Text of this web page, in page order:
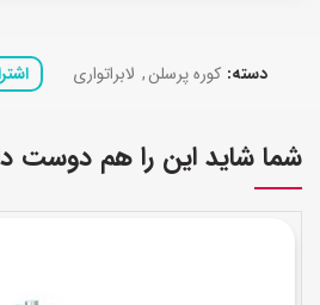
دسته: کوره پرسلن, لابراتواری
شما شاید این را هم دوست